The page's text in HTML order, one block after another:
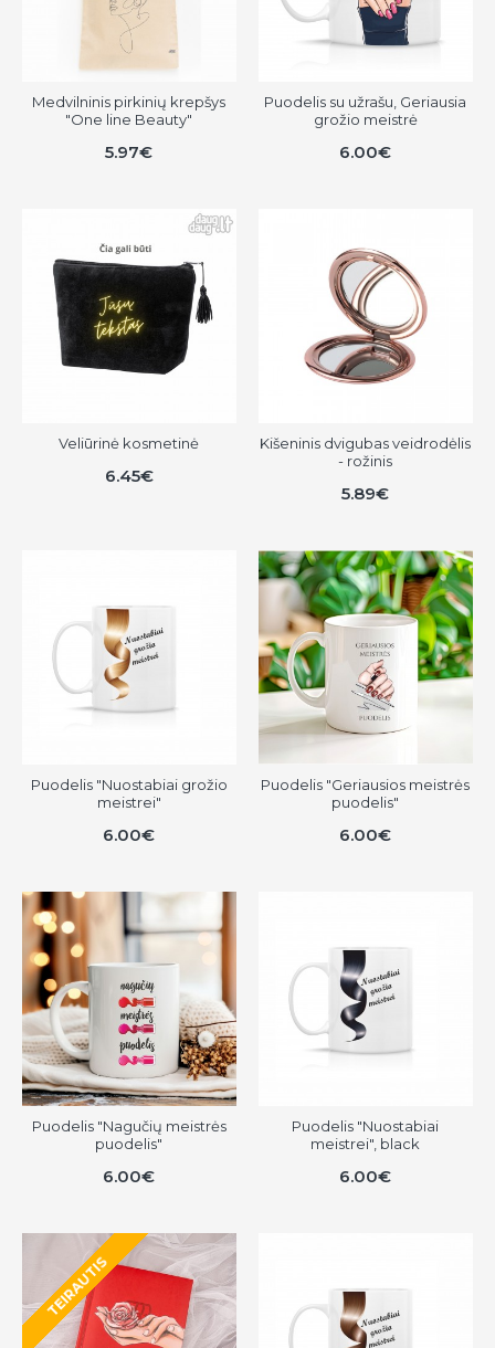
Medvilninis pirkinių krepšys
"One line Beauty"
5.97€
Puodelis su užrašu, Geriausia
grožio meistrė
6.00€
Veliūrinė kosmetinė
6.45€
Kišeninis dvigubas veidrodėlis
- rožinis
5.89€
Puodelis "Nuostabiai grožio
meistrei"
6.00€
Puodelis "Geriausios meistrės
puodelis"
6.00€
Puodelis "Nagučių meistrės
puodelis"
6.00€
Puodelis "Nuostabiai
meistrei", black
6.00€
TEIRAUTIS